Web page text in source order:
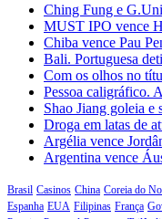
Ching Fung e
MUST IPO vence
Chiba vence Pau
Bali. Portuguesa
Com os olhos no
Pessoa caligráfico.
Shao Jiang goleia e
Droga em latas de
Argélia vence
Argentina vence
Brasil Casinos China Coreia do
Espanha EUA Filipinas França